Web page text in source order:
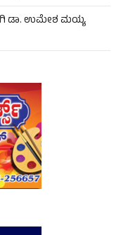
ಡಾ. ಉಮೇಶ ಮಯ್ಯ